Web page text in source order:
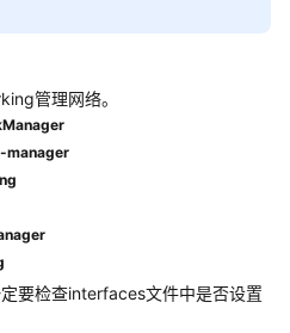
管理网络。
manager
要检查interfaces文件中是否设置